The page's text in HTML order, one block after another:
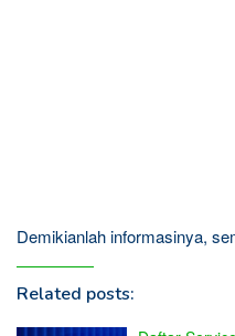
Demikianlah informasinya,
Related posts: